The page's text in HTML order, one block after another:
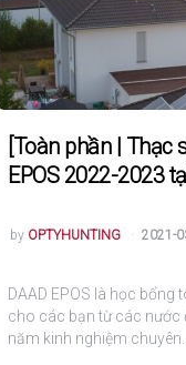
[Toàn phần | Thạc
EPOS 2022-2023
POSTED
by OPTYHUNTING 2021-
DAAD EPOS là học
cho các bạn từ các nước
năm kinh nghiệm chuyên…